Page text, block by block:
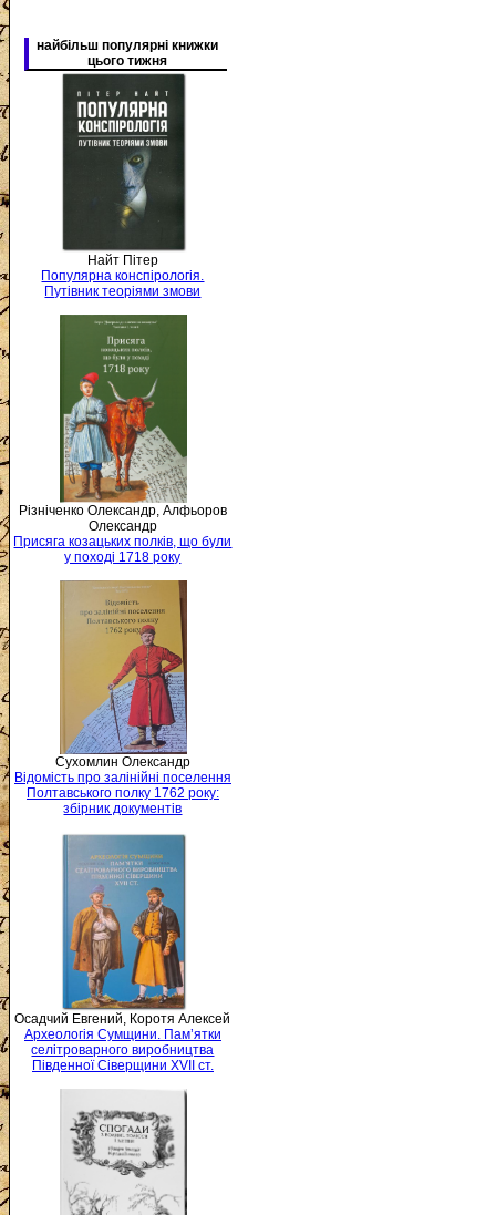
найбільш популярні книжки
цього тижня
Найт Пітер
Популярна конспірологія.
Путівник теоріями змови
Різніченко Олександр, Алфьоров
Олександр
Присяга козацьких полків, що були
у поході 1718 року
Сухомлин Олександр
Відомість про залінійні поселення
Полтавського полку 1762 року:
збірник документів
Осадчий Евгений, Коротя Алексей
Археологія Сумщини. Пам’ятки
селітроварного виробництва
Південної Сіверщини XVII ст.